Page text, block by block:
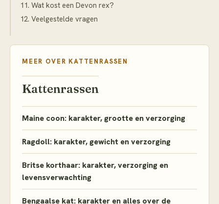
Wat kost een Devon rex?
Veelgestelde vragen
MEER OVER KATTENRASSEN
Kattenrassen
Maine coon: karakter, grootte en verzorging
Ragdoll: karakter, gewicht en verzorging
Britse korthaar: karakter, verzorging en
levensverwachting
Bengaalse kat: karakter en alles over de